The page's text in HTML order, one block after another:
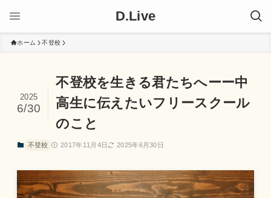
D.Live
ホーム 不登校
不登校を生きる君たちへーー中
高生に伝えたいフリースクール
のこと
2025
6/30
不登校 2017年11月4日 2025年6月30日